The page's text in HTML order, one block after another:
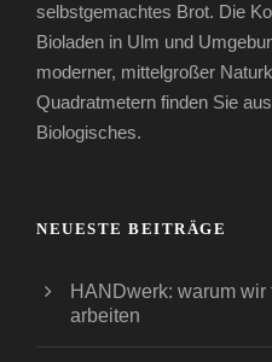
selbstgemachtes Brot. Die
Bioladen in Ulm und
moderner, mittelgroßer
Quadratmetern finden Sie
Biologisches.
NEUESTE BEITRÄGE
HANDwerk: warum
arbeiten